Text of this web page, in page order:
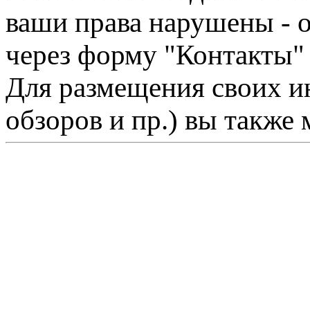
ваши права нарушены -
через форму "Контакты"
Для размещения своих
обзоров и пр.) вы также